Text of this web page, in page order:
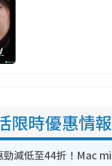
限時優惠情報